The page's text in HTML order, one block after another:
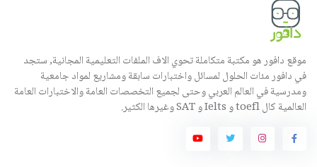
موقع دافور هو مكتبة متكاملة تحوي الاف الملفات التعليمية المجانية, ستجد
في دافور مئات الحلول لمسائل واختبارات سابقة ومشاريع لمواد جامعية
ومدرسية في العالم العربي وحتى لجميع التخصصات العامة والاختبارات العامة
العالمية كال toefl و Ielts و SAT وغيرها الكثير.